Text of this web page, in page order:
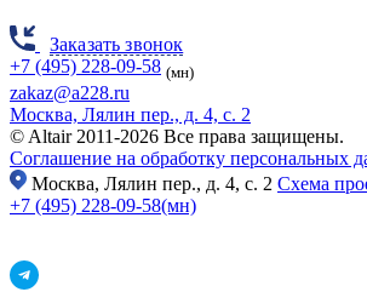
Заказать звонок
+7 (495) 228-09-58 (мн)
zakaz@a228.ru
Москва, Лялин пер., д. 4, с. 2
© Altair 2011-2026 Все права защищены.
Соглашение на обработку персональных
Москва, Лялин пер., д. 4, с. 2 Схема
+7 (495) 228-09-58(мн)